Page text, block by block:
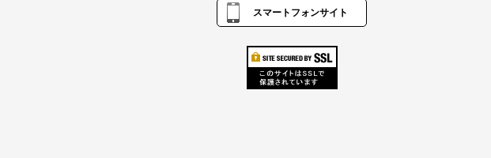
スマートフォンサイト